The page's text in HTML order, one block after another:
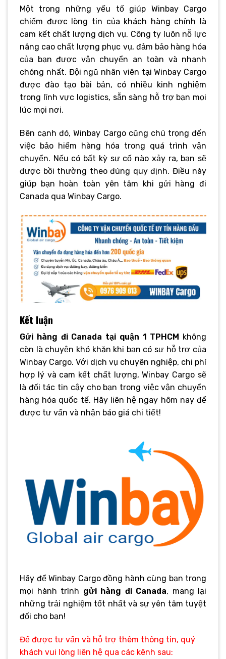
Một trong những yếu tố giúp Winbay Cargo
chiếm được lòng tin của khách hàng chính là
cam kết chất lượng dịch vụ. Công ty luôn nỗ lực
nâng cao chất lượng phục vụ, đảm bảo hàng hóa
của bạn được vận chuyển an toàn và nhanh
chóng nhất. Đội ngũ nhân viên tại Winbay Cargo
được đào tạo bài bản, có nhiều kinh nghiệm
trong lĩnh vực logistics, sẵn sàng hỗ trợ bạn mọi
lúc mọi nơi.
Bên cạnh đó, Winbay Cargo cũng chú trọng đến
việc bảo hiểm hàng hóa trong quá trình vận
chuyển. Nếu có bất kỳ sự cố nào xảy ra, bạn sẽ
được bồi thường theo đúng quy định. Điều này
giúp bạn hoàn toàn yên tâm khi gửi hàng đi
Canada qua Winbay Cargo.
Kết luận
Gửi hàng đi Canada tại quận 1 TPHCM không
còn là chuyện khó khăn khi bạn có sự hỗ trợ của
Winbay Cargo. Với dịch vụ chuyên nghiệp, chi phí
hợp lý và cam kết chất lượng, Winbay Cargo sẽ
là đối tác tin cậy cho bạn trong việc vận chuyển
hàng hóa quốc tế. Hãy liên hệ ngay hôm nay để
được tư vấn và nhận báo giá chi tiết!
Hãy để Winbay Cargo đồng hành cùng bạn trong
mọi hành trình gửi hàng đi Canada, mang lại
những trải nghiệm tốt nhất và sự yên tâm tuyệt
đối cho bạn!
Để được tư vấn và hỗ trợ thêm thông tin, quý
khách vui lòng liên hệ qua các kênh sau: